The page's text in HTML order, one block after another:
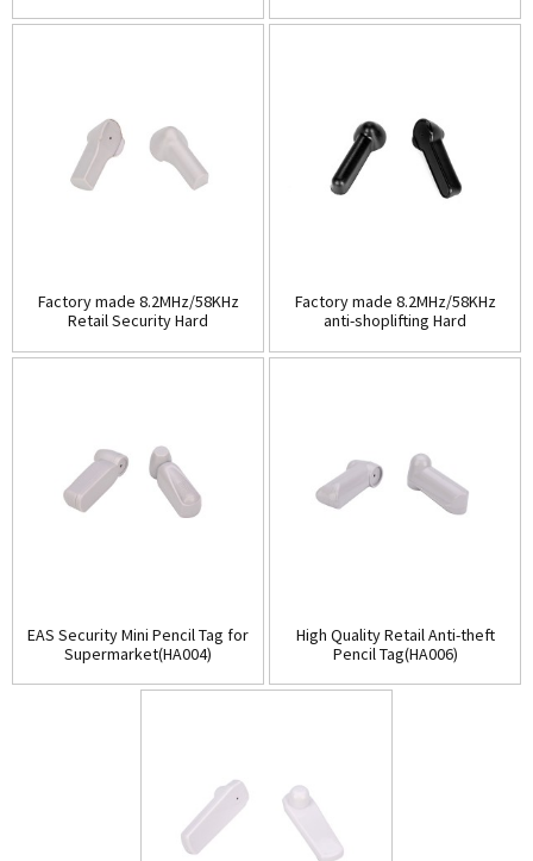
Factory made 8.2MHz/58KHz
Retail Security Hard
Factory made 8.2MHz/58KHz
anti-shoplifting Hard
EAS Security Mini Pencil Tag for
Supermarket(HA004)
High Quality Retail Anti-theft
Pencil Tag(HA006)